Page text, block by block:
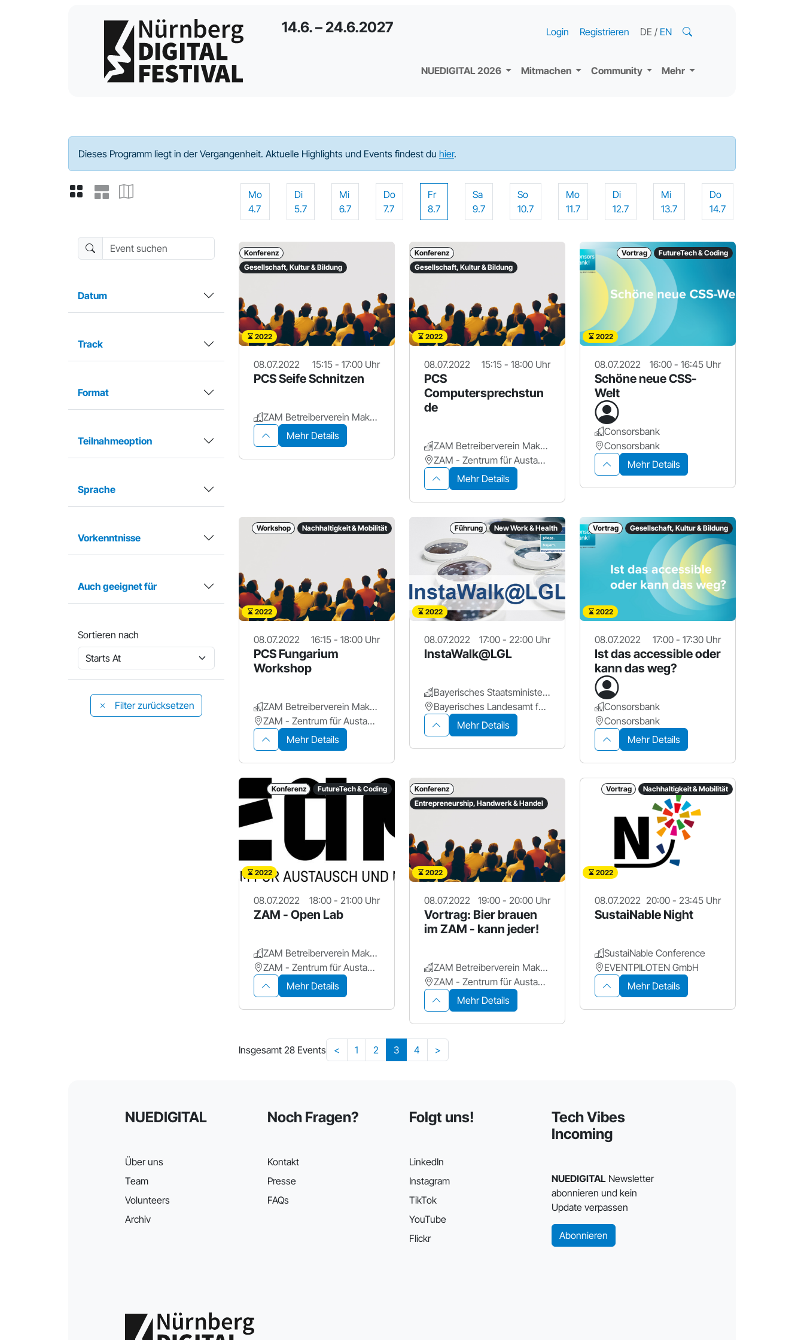
14.6. – 24.6.2027
NUEDIGITAL 2026 Mitmachen Community Mehr
Login Registrieren DE / EN
Programm - 2022
Dieses Programm liegt in der Vergangenheit. Aktuelle Highlights und Events findest du hier.
Event suchen
Datum
Track
Format
Teilnahmeoption
Sprache
Vorkenntnisse
Auch geeignet für
Sortieren nach
Filter zurücksetzen
Mo
4.7
Di
5.7
Mi
6.7
Do
7.7
Fr
8.7
Sa
9.7
So
10.7
Mo
11.7
Di
12.7
Mi
13.7
Do
14.7
Konferenz
Gesellschaft, Kultur & Bildung
2022
08.07.2022 15:15 - 17:00 Uhr
PCS Seife Schnitzen
ZAM Betreiberverein Makerspace+ für Erlangen
Mehr Details
Konferenz
Gesellschaft, Kultur & Bildung
2022
08.07.2022 15:15 - 18:00 Uhr
PCS
Computersprechstun
de
ZAM Betreiberverein Makerspace+ für Erlangen
ZAM - Zentrum für Austausch und Machen
Mehr Details
Vortrag FutureTech & Coding
2022
08.07.2022 16:00 - 16:45 Uhr
Schöne neue CSS-
Welt
Consorsbank
Consorsbank
Mehr Details
Workshop Nachhaltigkeit & Mobilität
2022
08.07.2022 16:15 - 18:00 Uhr
PCS Fungarium
Workshop
ZAM Betreiberverein Makerspace+ für Erlangen
ZAM - Zentrum für Austausch und Machen
Mehr Details
Führung New Work & Health
2022
08.07.2022 17:00 - 22:00 Uhr
InstaWalk@LGL
Bayerisches Staatsministerium für Gesundheit und Pflege
Bayerisches Landesamt für Gesundheit und Lebensmittelsicherheit (LGL)
Mehr Details
Vortrag Gesellschaft, Kultur & Bildung
2022
08.07.2022 17:00 - 17:30 Uhr
Ist das accessible oder
kann das weg?
Consorsbank
Consorsbank
Mehr Details
Konferenz FutureTech & Coding
2022
08.07.2022 18:00 - 21:00 Uhr
ZAM - Open Lab
ZAM Betreiberverein Makerspace+ für Erlangen
ZAM - Zentrum für Austausch und Machen
Mehr Details
Konferenz
Entrepreneurship, Handwerk & Handel
2022
08.07.2022 19:00 - 20:00 Uhr
Vortrag: Bier brauen
im ZAM - kann jeder!
ZAM Betreiberverein Makerspace+ für Erlangen
ZAM - Zentrum für Austausch und Machen
Mehr Details
Vortrag Nachhaltigkeit & Mobilität
2022
08.07.2022 20:00 - 23:45 Uhr
SustaiNable Night
SustaiNable Conference
EVENTPILOTEN GmbH
Mehr Details
Insgesamt 28 Events < 1 2 3 4 >
NUEDIGITAL
Über uns
Team
Volunteers
Archiv
Noch Fragen?
Kontakt
Presse
FAQs
Folgt uns!
LinkedIn
Instagram
TikTok
YouTube
Flickr
Tech Vibes
Incoming
NUEDIGITALNewsletter
abonnieren und kein
Update verpassen
Abonnieren